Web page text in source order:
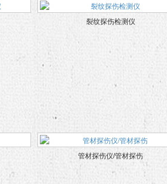
裂纹探伤检测仪
管材探伤仪/管材探伤